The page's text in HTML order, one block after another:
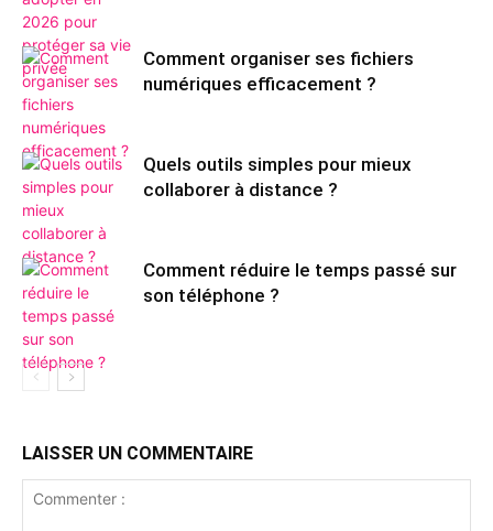
Comment organiser ses fichiers
numériques efficacement ?
Quels outils simples pour mieux
collaborer à distance ?
Comment réduire le temps passé sur
son téléphone ?
LAISSER UN COMMENTAIRE